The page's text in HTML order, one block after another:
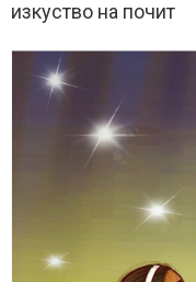
изкуство на почит